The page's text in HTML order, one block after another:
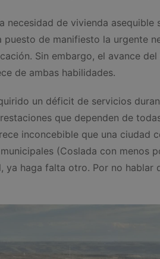
necesidad de vivienda
puesto de manifiesto la urgente
Sin embargo, el avance
de ambas habilidades.
un déficit de servicios
que dependen de
inconcebible que una ciudad
(Coslada con menos
ya haga falta otro. Por no hablar